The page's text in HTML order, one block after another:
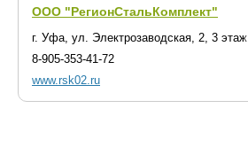
ООО "РегионСтальКомплект"
г. Уфа, ул. Электрозаводская, 2, 3 этаж
8-905-353-41-72
www.rsk02.ru